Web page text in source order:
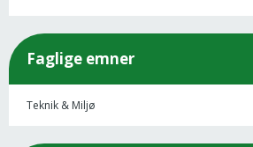
Faglige emner
Teknik & Miljø